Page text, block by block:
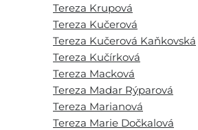
Tereza Krupová
Tereza Kučerová
Tereza Kučerová Kaňkovská
Tereza Kučírková
Tereza Macková
Tereza Madar Rýparová
Tereza Marianová
Tereza Marie Dočkalová